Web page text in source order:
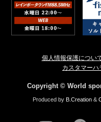
個人情報保護につい
カスタマー
Copyright © World
Produced by B.Creation&